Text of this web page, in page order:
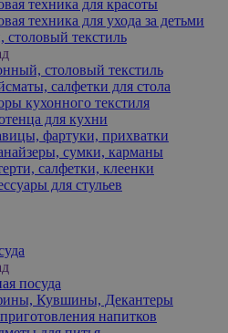
техника для красоты
техника для ухода за детьми
текстиль
столовый текстиль
салфетки для стола
кухонного текстиля
для кухни
фартуки, прихватки
сумки, карманы
салфетки, клеенки
для стульев
посуда
Кувшины, Декантеры
напитков